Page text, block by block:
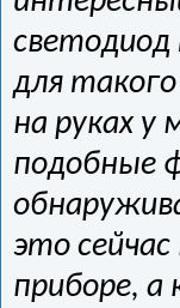
светодиод
для
на руках у
подобные
это
приборе, а